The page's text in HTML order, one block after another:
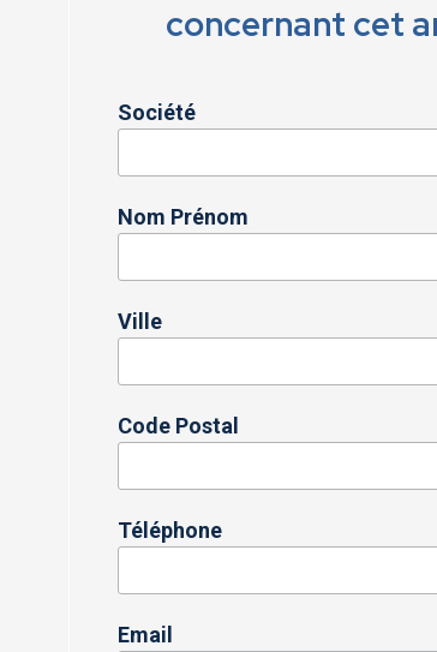
concernant cet
Société
Nom Prénom
Ville
Code Postal
Téléphone
Email